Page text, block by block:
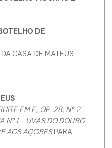
DE
CASA DE MATEUS
EM F, OP. 28, Nº 2
Nº 1 - UVAS DO DOURO
AOS AÇORESPARA